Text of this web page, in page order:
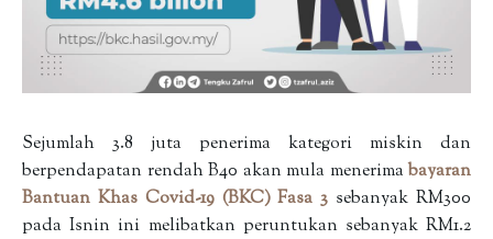
Sejumlah 3.8 juta penerima kategori miskin dan
berpendapatan rendah B40 akan mula menerimabayaran
Bantuan Khas Covid-19 (BKC) Fasa 3 sebanyak RM300
pada Isnin ini melibatkan peruntukan sebanyak RM1.2